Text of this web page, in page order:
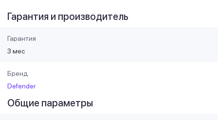
Гарантия и производитель
Гарантия
3 мес
Бренд
Defender
Общие параметры